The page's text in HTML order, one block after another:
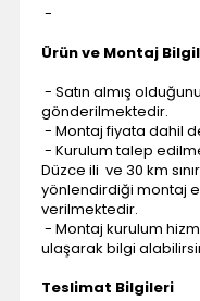
-
Ürün ve Montaj
- Satın almış
gönderilmektedir.
- Montaj fiyata dahil
- Kurulum talep
Düzce ili ve 30 km
yönlendirdiği montaj
verilmektedir.
- Montaj kurulum
ulaşarak bilgi
Teslimat Bilgileri